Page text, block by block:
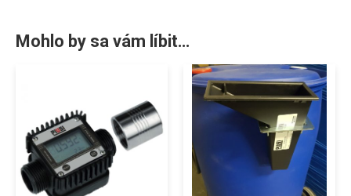
Mohlo by sa vám líbit…